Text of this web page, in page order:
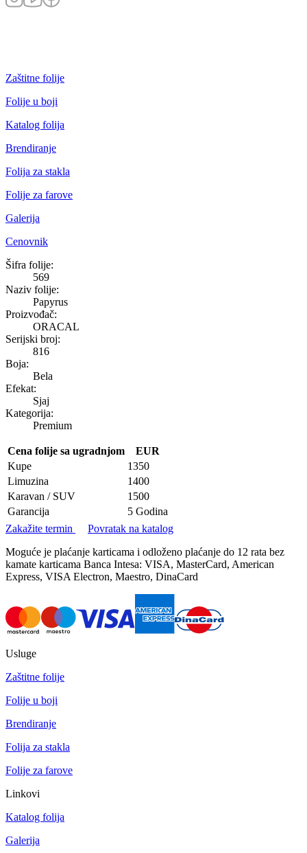
Zaštitne folije
Folije u boji
Katalog folija
Brendiranje
Folija za stakla
Folije za farove
Galerija
Cenovnik
Papyrus
Šifra folije:
569
Naziv folije:
Papyrus
Proizvođač:
ORACAL
Serijski broj:
816
Boja:
Bela
Efekat:
Sjaj
Kategorija:
Premium
Cena folije sa ugradnjom
EUR
Kupe
1350
Limuzina
1400
Karavan / SUV
1500
Garancija
5 Godina
Zakažite termin
Povratak na katalog
Moguće je plaćanje karticama i odloženo plaćanje do 12 rata bez
kamate karticama Banca Intesa: VISA, MasterCard, American
Express, VISA Electron, Maestro, DinaCard
Usluge
Zaštitne folije
Folije u boji
Brendiranje
Folija za stakla
Folije za farove
Linkovi
Katalog folija
Galerija